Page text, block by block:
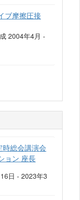
ブ摩擦圧接
2004年4月 -
総会講演会
ョン 座長
日 - 2023年3